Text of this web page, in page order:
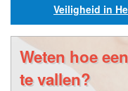
Veiligheid in
Weten hoe
te vallen?